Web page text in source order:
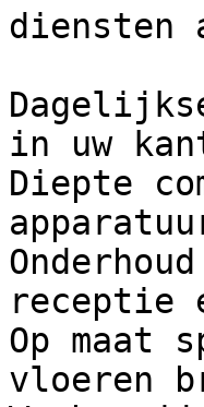
diensten
in uw
Diepte
receptie
Op
vloeren